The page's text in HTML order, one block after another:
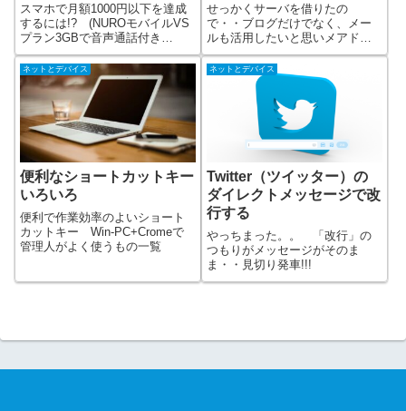
スマホで月額1000円以下を達成
するには!? (NUROモバイルVS
プラン3GBで音声通話付き
SIM) かかった初期費用、実際
の請求金額 格安SIMでやってお
くべきこと 月1000円(千円)を切
るやり方 一年以上使用しての
使用感など
せっかくサーバを借りたの
で・・ブログだけでなく、メー
ルも活用したいと思いメアドを
取得していきます。 一軒家を
買ったのに家にだけ住んで、庭
を何も使っていない状況? ちょ
っと違う??
ネットとデバイス
便利なショートカットキー
いろいろ
便利で作業効率のよいショート
カットキー Win-PC+Cromeで
管理人がよく使うもの一覧
ネットとデバイス
Twitter（ツイッター）の
ダイレクトメッセージで改
行する
やっちまった。。 「改行」の
つもりがメッセージがそのま
ま・・見切り発車!!!